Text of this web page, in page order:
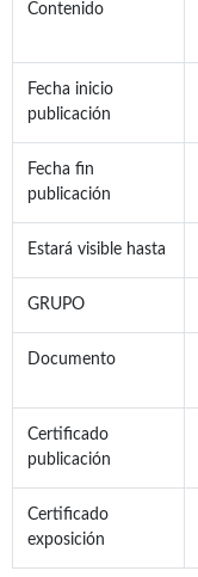
Contenido
Fecha inicio
publicación
Fecha fin
publicación
Estará visible hasta
GRUPO
Documento
Certificado
publicación
Certificado
exposición